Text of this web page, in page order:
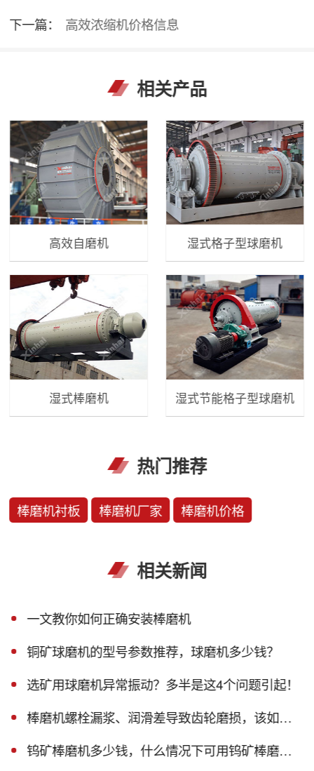
下一篇：
高效浓缩机价格信息
相关产品
高效自磨机 湿式格子型球磨机
湿式棒磨机 湿式节能格子型球磨机
热门推荐
棒磨机衬板 棒磨机厂家 棒磨机价格
相关新闻
一文教你如何正确安装棒磨机
铜矿球磨机的型号参数推荐，球磨机多少钱？
选矿用球磨机异常振动？多半是这4个问题引起！
棒磨机螺栓漏浆、润滑差导致齿轮磨损，该如何解决？
钨矿棒磨机多少钱，什么情况下可用钨矿棒磨机？